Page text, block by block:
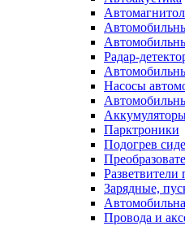
Радар-
Насосы
Парктроники
Подогрев
Разветвители
Зарядные,
Провода и